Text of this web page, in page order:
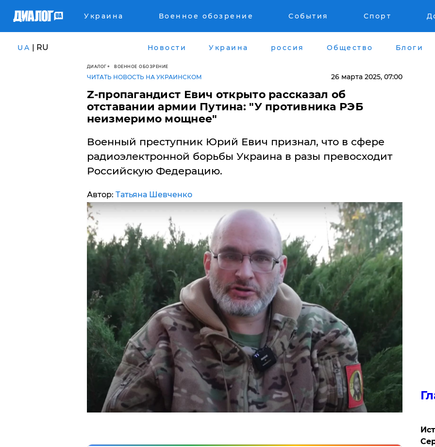
Украина Военное обозрение События Спорт
UA | RU Новости Украина россия Общество Блоги
ДИАЛОГ ВОЕННОЕ ОБОЗРЕНИЕ
ЧИТАТЬ НОВОСТЬ НА УКРАИНСКОМ 26 марта 2025, 07:00
​Z-пропагандист Евич открыто рассказал об
отставании армии Путина: "У противника РЭБ
неизмеримо мощнее"
Военный преступник Юрий Евич признал, что в сфере
радиоэлектронной борьбы Украина в разы превосходит
Российскую Федерацию.
Автор: Татьяна Шевченко